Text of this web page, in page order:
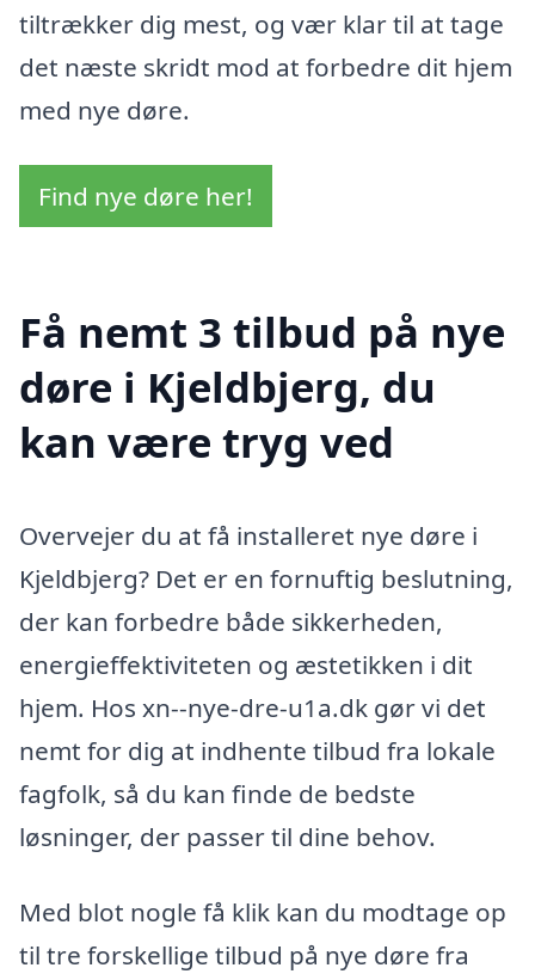
tiltrækker dig mest, og vær klar til at tage
det næste skridt mod at forbedre dit hjem
med nye døre.
Find nye døre her!
Få nemt 3 tilbud på nye
døre i Kjeldbjerg, du
kan være tryg ved
Overvejer du at få installeret nye døre i
Kjeldbjerg? Det er en fornuftig beslutning,
der kan forbedre både sikkerheden,
energieffektiviteten og æstetikken i dit
hjem. Hos xn--nye-dre-u1a.dk gør vi det
nemt for dig at indhente tilbud fra lokale
fagfolk, så du kan finde de bedste
løsninger, der passer til dine behov.
Med blot nogle få klik kan du modtage op
til tre forskellige tilbud på nye døre fra